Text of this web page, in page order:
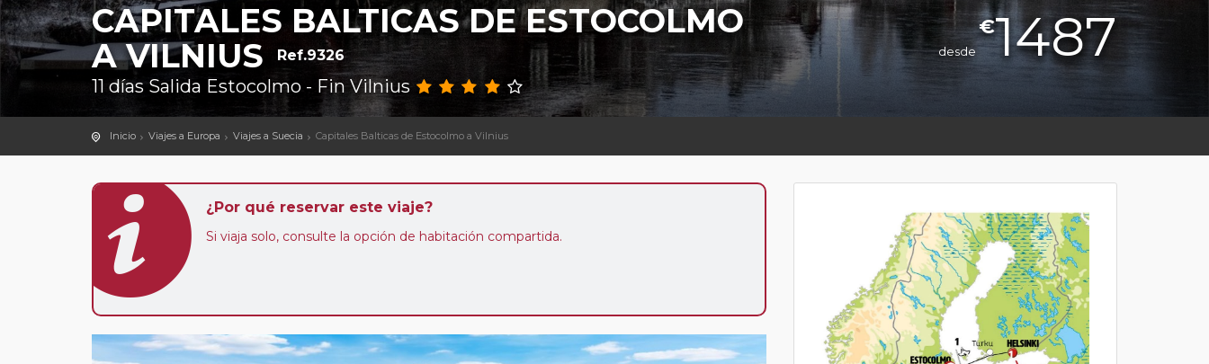
CAPITALES BALTICAS DE ESTOCOLMO
A VILNIUS
Ref.9326
11 días Salida Estocolmo - Fin Vilnius
desde
€1487
Inicio Viajes a Europa Viajes a Suecia Capitales Balticas de Estocolmo a Vilnius
¿Por qué reservar este viaje?
Si viaja solo, consulte la opción de habitación compartida.